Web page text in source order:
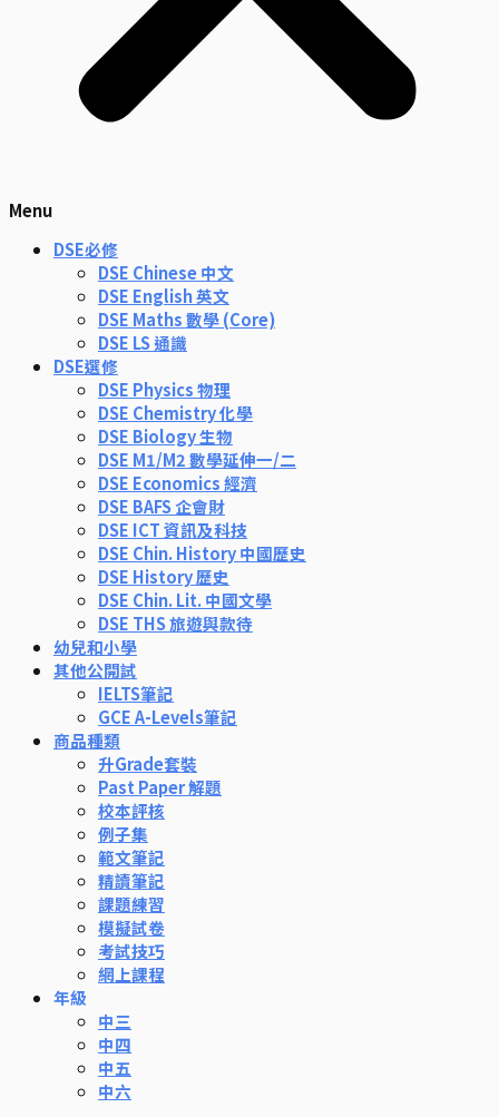
Menu
DSE必修
DSE Chinese 中文
DSE English 英文
DSE Maths 數學 (Core)
DSE LS 通識
DSE選修
DSE Physics 物理
DSE Chemistry 化學
DSE Biology 生物
DSE M1/M2 數學延伸一/二
DSE Economics 經濟
DSE BAFS 企會財
DSE ICT 資訊及科技
DSE Chin. History 中國歷史
DSE History 歷史
DSE Chin. Lit. 中國文學
DSE THS 旅遊與款待
幼兒和小學
其他公開試
IELTS筆記
GCE A-Levels筆記
商品種類
升Grade套裝
Past Paper 解題
校本評核
例子集
範文筆記
精讀筆記
課題練習
模擬試卷
考試技巧
網上課程
年級
中三
中四
中五
中六